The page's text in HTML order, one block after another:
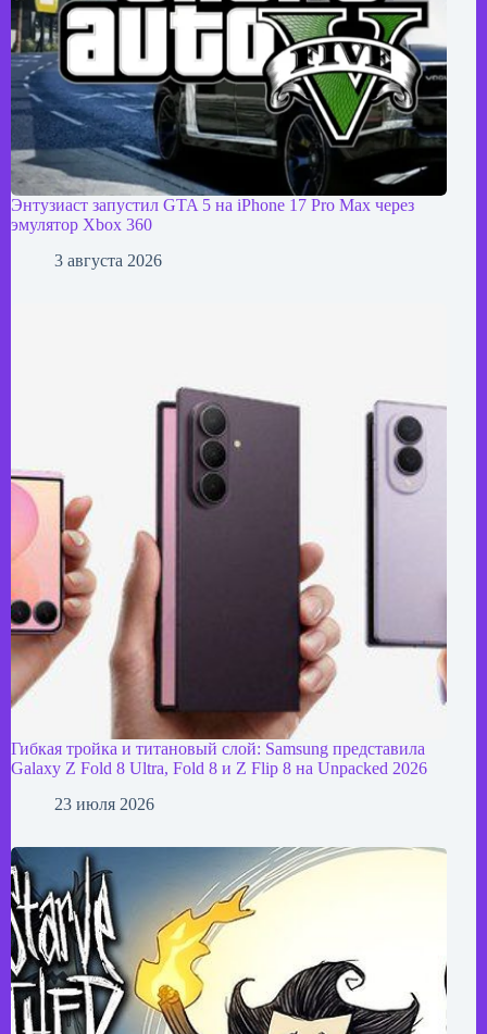
Энтузиаст запустил GTA 5 на iPhone 17 Pro Max через
эмулятор Xbox 360
3 августа 2026
Гибкая тройка и титановый слой: Samsung представила
Galaxy Z Fold 8 Ultra, Fold 8 и Z Flip 8 на Unpacked 2026
23 июля 2026